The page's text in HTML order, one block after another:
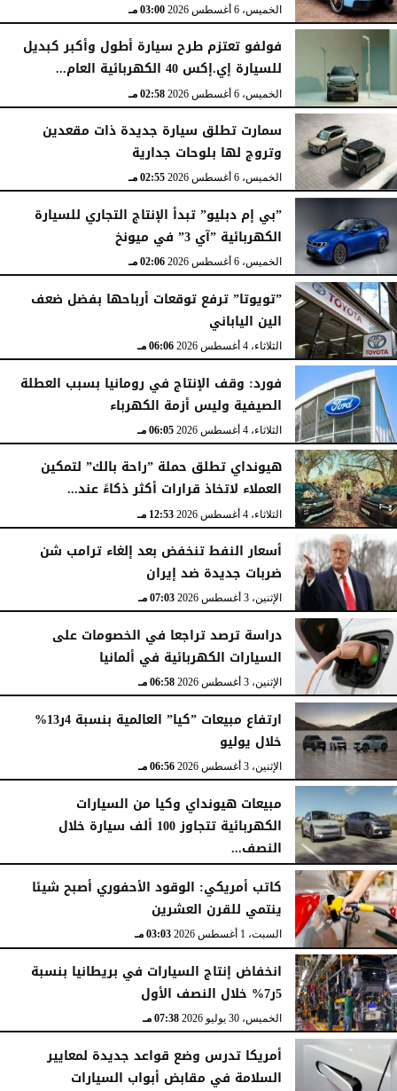
الخميس، 6 أغسطس 2026 03:00 مـ
فولفو تعتزم طرح سيارة أطول وأكبر كبديل
للسيارة إي.إكس 40 الكهربائية العام...
الخميس، 6 أغسطس 2026 02:58 مـ
سمارت تطلق سيارة جديدة ذات مقعدين
وتروج لها بلوحات جدارية
الخميس، 6 أغسطس 2026 02:55 مـ
”بي إم دبليو” تبدأ الإنتاج التجاري للسيارة
الكهربائية ”آي 3” في ميونخ
الخميس، 6 أغسطس 2026 02:06 مـ
”تويوتا” ترفع توقعات أرباحها بفضل ضعف
الين الياباني
الثلاثاء، 4 أغسطس 2026 06:06 مـ
فورد: وقف الإنتاج في رومانيا بسبب العطلة
الصيفية وليس أزمة الكهرباء
الثلاثاء، 4 أغسطس 2026 06:05 مـ
هيونداي تطلق حملة ”راحة بالك” لتمكين
العملاء لاتخاذ قرارات أكثر ذكاءً عند...
الثلاثاء، 4 أغسطس 2026 12:53 مـ
أسعار النفط تنخفض بعد إلغاء ترامب شن
ضربات جديدة ضد إيران
الإثنين، 3 أغسطس 2026 07:03 مـ
دراسة ترصد تراجعا في الخصومات على
السيارات الكهربائية في ألمانيا
الإثنين، 3 أغسطس 2026 06:58 مـ
ارتفاع مبيعات ”كيا” العالمية بنسبة 4ر13%
خلال يوليو
الإثنين، 3 أغسطس 2026 06:56 مـ
مبيعات هيونداي وكيا من السيارات
الكهربائية تتجاوز 100 ألف سيارة خلال
النصف...
الأحد، 2 أغسطس 2026 06:17 مـ
كاتب أمريكي: الوقود الأحفوري أصبح شيئا
ينتمي للقرن العشرين
السبت، 1 أغسطس 2026 03:03 مـ
انخفاض إنتاج السيارات في بريطانيا بنسبة
5ر7% خلال النصف الأول
الخميس، 30 يوليو 2026 07:38 مـ
أمريكا تدرس وضع قواعد جديدة لمعايير
السلامة في مقابض أبواب السيارات